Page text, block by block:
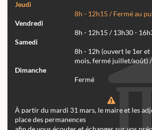
Jeudi
8h - 12h15 / Fermé au
Vendredi
8h - 12h15 / 13h30 -
Samedi
8h - 12h (ouvert le 1er et
mois, fermé juillet/août)
Dimanche
Fermé
À partir du mardi 31 mars, le maire et les
place des permanences